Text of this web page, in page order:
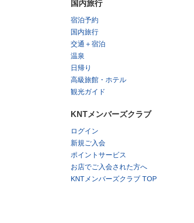
国内旅行
宿泊予約
国内旅行
交通＋宿泊
温泉
日帰り
高級旅館・ホテル
観光ガイド
KNTメンバーズクラブ
ログイン
新規ご入会
ポイントサービス
お店でご入会された方へ
KNTメンバーズクラブ TOP